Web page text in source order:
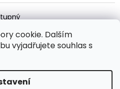
cookie. Dalším
vyjadřujete souhlas s